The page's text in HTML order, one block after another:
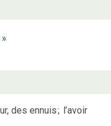
»
des ennuis; l’avoir